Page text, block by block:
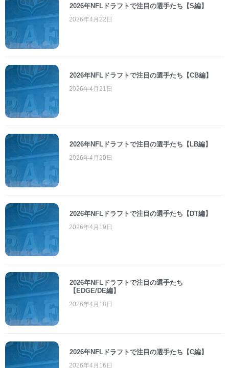
2026年NFLドラフトで注目の選手たち【S編】
2026年4月22日
2026年NFLドラフトで注目の選手たち【CB編】
2026年4月21日
2026年NFLドラフトで注目の選手たち【LB編】
2026年4月20日
2026年NFLドラフトで注目の選手たち【DT編】
2026年4月19日
2026年NFLドラフトで注目の選手たち
【EDGE/DE編】
2026年4月18日
2026年NFLドラフトで注目の選手たち【C編】
2026年4月16日